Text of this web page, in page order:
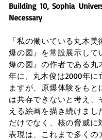
Building 10, Sophia
Necessary
「私の働いている丸木
爆の図』を常設展示して
爆の図』の作者である丸
年に、丸木俊は2000年に
ますが、原爆体験をもと
は共存できないと考え、
える絵画を描き続けまし
だけでなく、核の脅威に
表現は、これまで多くの